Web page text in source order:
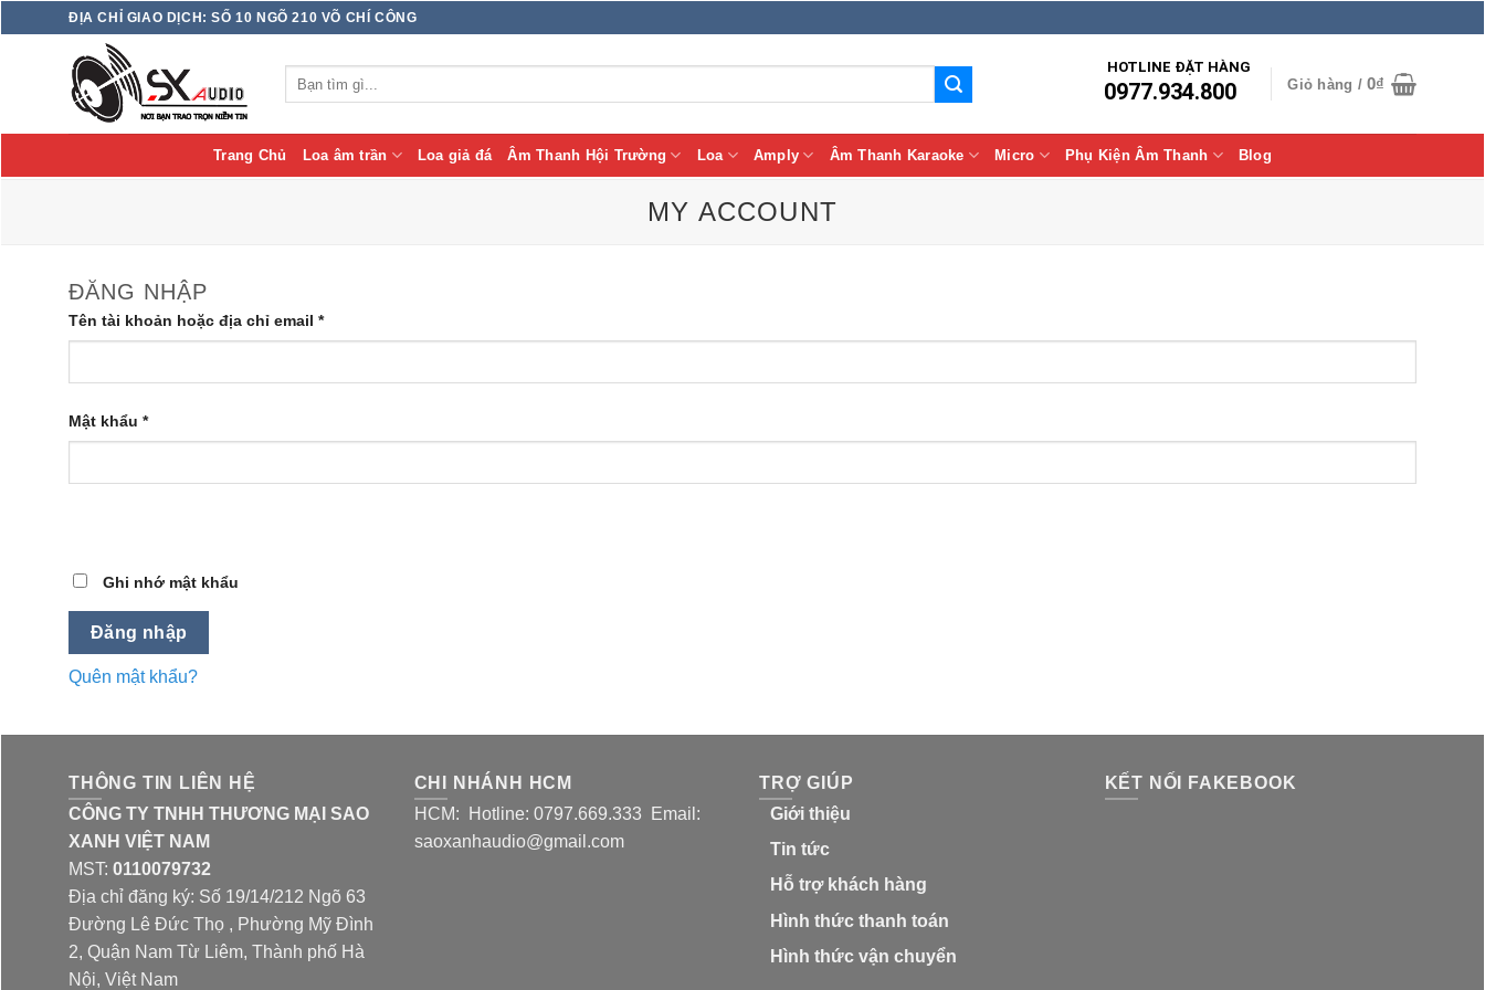
to
ĐỊA CHỈ GIAO DỊCH: SỐ 10 NGÕ 210 VÕ CHÍ CÔNG
kiếm:
HOTLINE ĐẶT HÀNG
0977.934.800 Giỏ hàng /0₫
Trang Chủ Loa âm trần Loa giả đá Âm Thanh Hội Trường Loa Amply Âm Thanh Karaoke Micro Phụ Kiện Âm Thanh Blog
MY ACCOUNT
ĐĂNG NHẬP
Tên tài khoản hoặc địa chỉ email *
Mật khẩu *
Ghi nhớ mật khẩu
Đăng nhập
Quên mật khẩu?
THÔNG TIN LIÊN HỆ
CÔNG TY TNHH THƯƠNG MẠI SAO
XANH VIỆT NAM
MST: 0110079732
Địa chỉ đăng ký: Số 19/14/212 Ngõ 63
Đường Lê Đức Thọ , Phường Mỹ Đình
2, Quận Nam Từ Liêm, Thành phố Hà
Nội, Việt Nam
CHI NHÁNH HCM
HCM: Hotline: 0797.669.333 Email:
saoxanhaudio@gmail.com
TRỢ GIÚP
Giới thiệu
Tin tức
Hỗ trợ khách hàng
Hình thức thanh toán
Hình thức vận chuyển
KẾT NỐI FAKEBOOK